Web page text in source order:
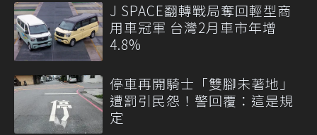
J SPACE翻轉戰局奪回輕型商
用車冠軍 台灣2月車市年增
4.8%
停車再開騎士「雙腳未著地」
遭罰引民怨！警回覆：這是規
定